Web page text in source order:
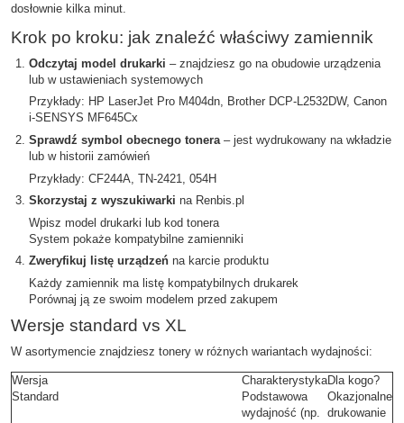
dosłownie kilka minut.
Krok po kroku: jak znaleźć właściwy zamiennik
Odczytaj model drukarki – znajdziesz go na obudowie urządzenia
lub w ustawieniach systemowych
Przykłady: HP LaserJet Pro M404dn, Brother DCP-L2532DW, Canon
i-SENSYS MF645Cx
Sprawdź symbol obecnego tonera– jest wydrukowany na wkładzie
lub w historii zamówień
Przykłady: CF244A, TN-2421, 054H
Skorzystaj z wyszukiwarki na Renbis.pl
Wpisz model drukarki lub kod tonera
System pokaże kompatybilne zamienniki
Zweryfikuj listę urządzeńna karcie produktu
Każdy zamiennik ma listę kompatybilnych drukarek
Porównaj ją ze swoim modelem przed zakupem
Wersje standard vs XL
W asortymencie znajdziesz tonery w różnych wariantach wydajności:
Wersja CharakterystykaDla kogo?
Standard
Podstawowa
wydajność (np.
Okazjonalne
drukowanie